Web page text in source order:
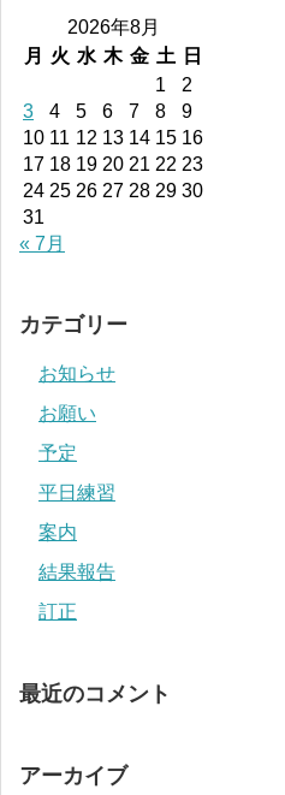
2026年8月
月
火 水 木 金 土
日
1
2
3
4 5 6 7 8
9
10 11 12 13 14 15 16
17 18 19 20 21 22 23
24 25 26 27 28 29 30
31
« 7月
カテゴリー
お知らせ
お願い
予定
平日練習
案内
結果報告
訂正
最近のコメント
アーカイブ